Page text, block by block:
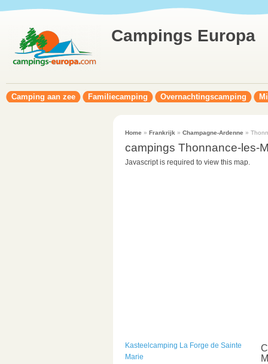
Campings Europa
Camping aan zee Familiecamping Overnachtingscamping
Home » Frankrijk » Champagne-Ardenne »
campings Thonnance-les-
Javascript is required to view this map.
Kasteelcamping La Forge de Sainte
Marie